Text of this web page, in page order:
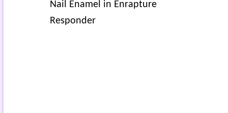
Nail Enamel in Enrapture
Responder